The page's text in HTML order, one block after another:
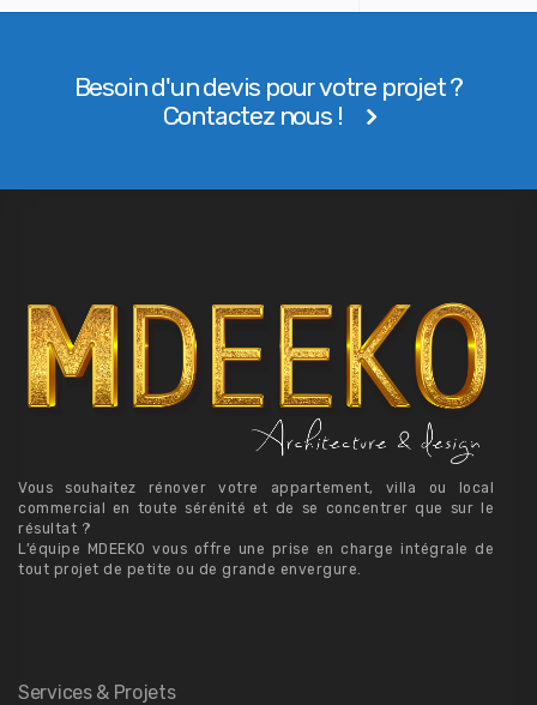
Besoin d'un devis pour votre projet ?
Contactez nous !
Vous souhaitez rénover votre appartement, villa ou local
commercial en toute sérénité et de se concentrer que sur le
résultat ?
L’équipe MDEEKO vous offre une prise en charge intégrale de
tout projet de petite ou de grande envergure.
Services & Projets